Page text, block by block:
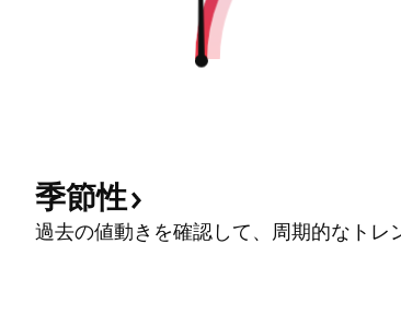
季節性
過去の値動きを確認して、周期的なトレ